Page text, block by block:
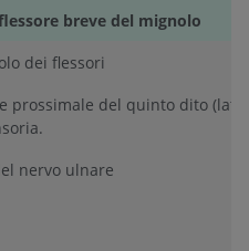
breve del mignolo
dei flessori
prossimale del quinto dito (lato
nervo ulnare